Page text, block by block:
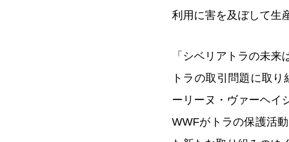
利用に害を及ぼして生
「シベリアトラの未
トラの取引問題に取
ーリーヌ・ヴァーヘイ
WWFがトラの保護活